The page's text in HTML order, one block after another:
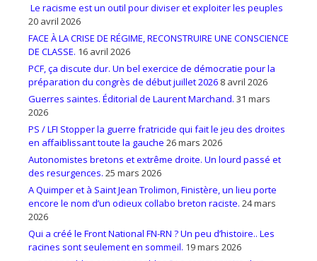
Le racisme est un outil pour diviser et exploiter les peuples
20 avril 2026
FACE À LA CRISE DE RÉGIME, RECONSTRUIRE UNE CONSCIENCE
DE CLASSE. 16 avril 2026
PCF, ça discute dur. Un bel exercice de démocratie pour la
préparation du congrès de début juillet 2026 8 avril 2026
Guerres saintes. Éditorial de Laurent Marchand. 31 mars
2026
PS / LFI Stopper la guerre fratricide qui fait le jeu des droites
en affaiblissant toute la gauche 26 mars 2026
Autonomistes bretons et extrême droite. Un lourd passé et
des resurgences. 25 mars 2026
A Quimper et à Saint Jean Trolimon, Finistère, un lieu porte
encore le nom d’un odieux collabo breton raciste. 24 mars
2026
Qui a créé le Front National FN-RN ? Un peu d’histoire.. Les
racines sont seulement en sommeil. 19 mars 2026